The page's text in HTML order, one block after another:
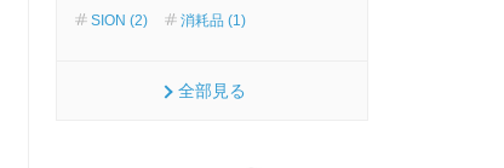
SION (2)
消耗品 (1)
全部見る